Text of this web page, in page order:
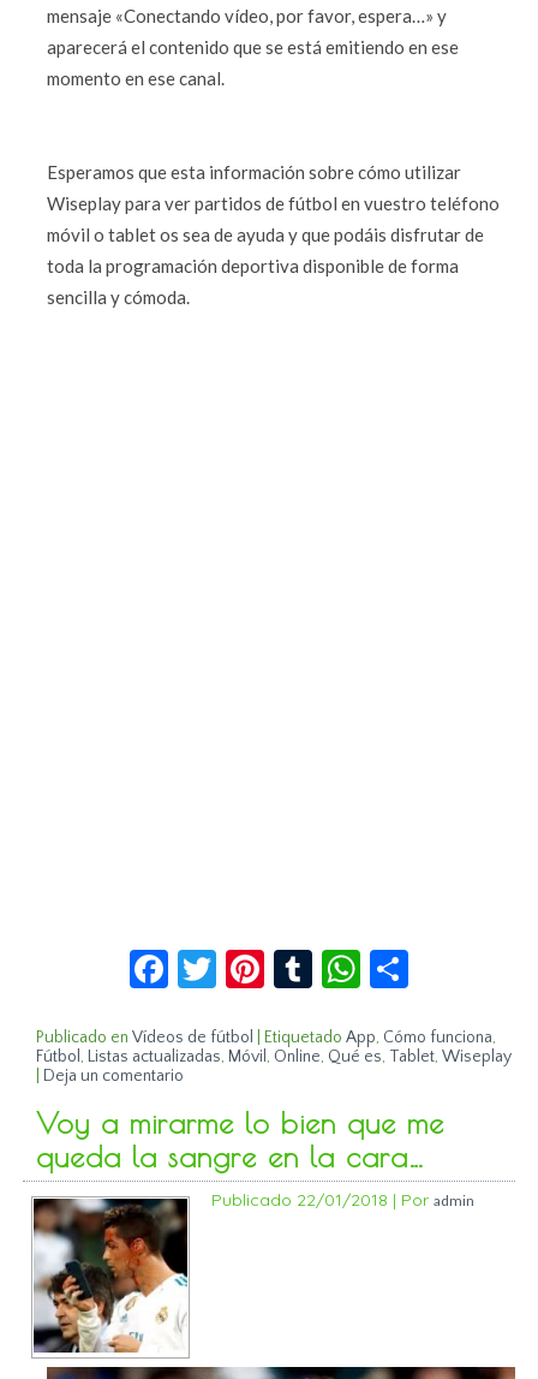
mensaje «Conectando vídeo, por favor, espera…» y
aparecerá el contenido que se está emitiendo en ese
momento en ese canal.
Esperamos que esta información sobre cómo utilizar
Wiseplay para ver partidos de fútbol en vuestro teléfono
móvil o tablet os sea de ayuda y que podáis disfrutar de
toda la programación deportiva disponible de forma
sencilla y cómoda.
Facebook
Twitter
Pinterest
TumblrWhatsApp
Publicado en Vídeos de fútbol Etiquetado App, Cómo funciona,
Fútbol , Listas actualizadas, Móvil , Online, Qué es, Tablet,Wiseplay
Deja un comentario
Voy a mirarme lo bien que me
queda la sangre en la cara…
Publicado 22/01/2018 | Por admin